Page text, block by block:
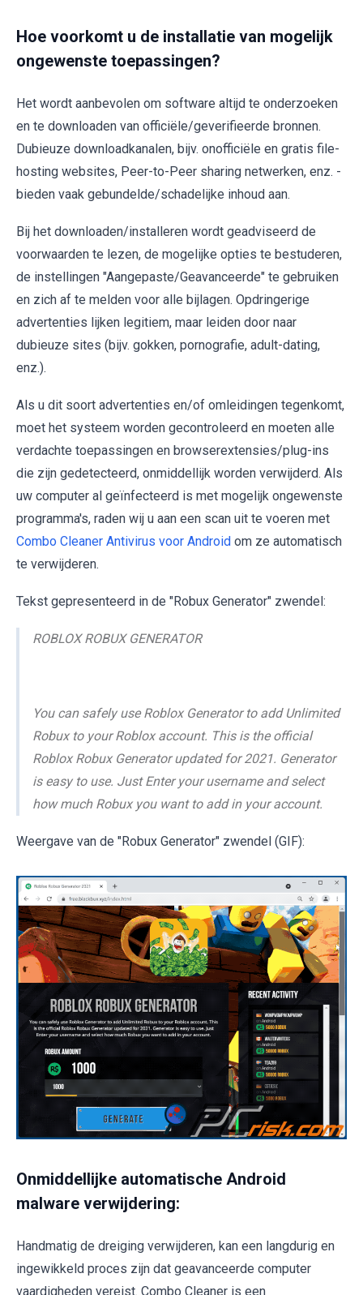
Hoe voorkomt u de installatie van mogelijk
ongewenste toepassingen?
Het wordt aanbevolen om software altijd te onderzoeken
en te downloaden van officiële/geverifieerde bronnen.
Dubieuze downloadkanalen, bijv. onofficiële en gratis file-
hosting websites, Peer-to-Peer sharing netwerken, enz. -
bieden vaak gebundelde/schadelijke inhoud aan.
Bij het downloaden/installeren wordt geadviseerd de
voorwaarden te lezen, de mogelijke opties te bestuderen,
de instellingen "Aangepaste/Geavanceerde" te gebruiken
en zich af te melden voor alle bijlagen. Opdringerige
advertenties lijken legitiem, maar leiden door naar
dubieuze sites (bijv. gokken, pornografie, adult-dating,
enz.).
Als u dit soort advertenties en/of omleidingen tegenkomt,
moet het systeem worden gecontroleerd en moeten alle
verdachte toepassingen en browserextensies/plug-ins
die zijn gedetecteerd, onmiddellijk worden verwijderd. Als
uw computer al geïnfecteerd is met mogelijk ongewenste
programma's, raden wij u aan een scan uit te voeren met
Combo Cleaner Antivirus voor Android om ze automatisch
te verwijderen.
Tekst gepresenteerd in de "Robux Generator" zwendel:
ROBLOX ROBUX GENERATOR
You can safely use Roblox Generator to add Unlimited
Robux to your Roblox account. This is the official
Roblox Robux Generator updated for 2021. Generator
is easy to use. Just Enter your username and select
how much Robux you want to add in your account.
Weergave van de "Robux Generator" zwendel (GIF):
Onmiddellijke automatische Android
malware verwijdering:
Handmatig de dreiging verwijderen, kan een langdurig en
ingewikkeld proces zijn dat geavanceerde computer
vaardigheden vereist. Combo Cleaner is een